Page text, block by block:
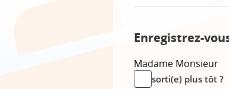
Enregistrez-
Madame Monsieur
sorti(e) plus tôt ?